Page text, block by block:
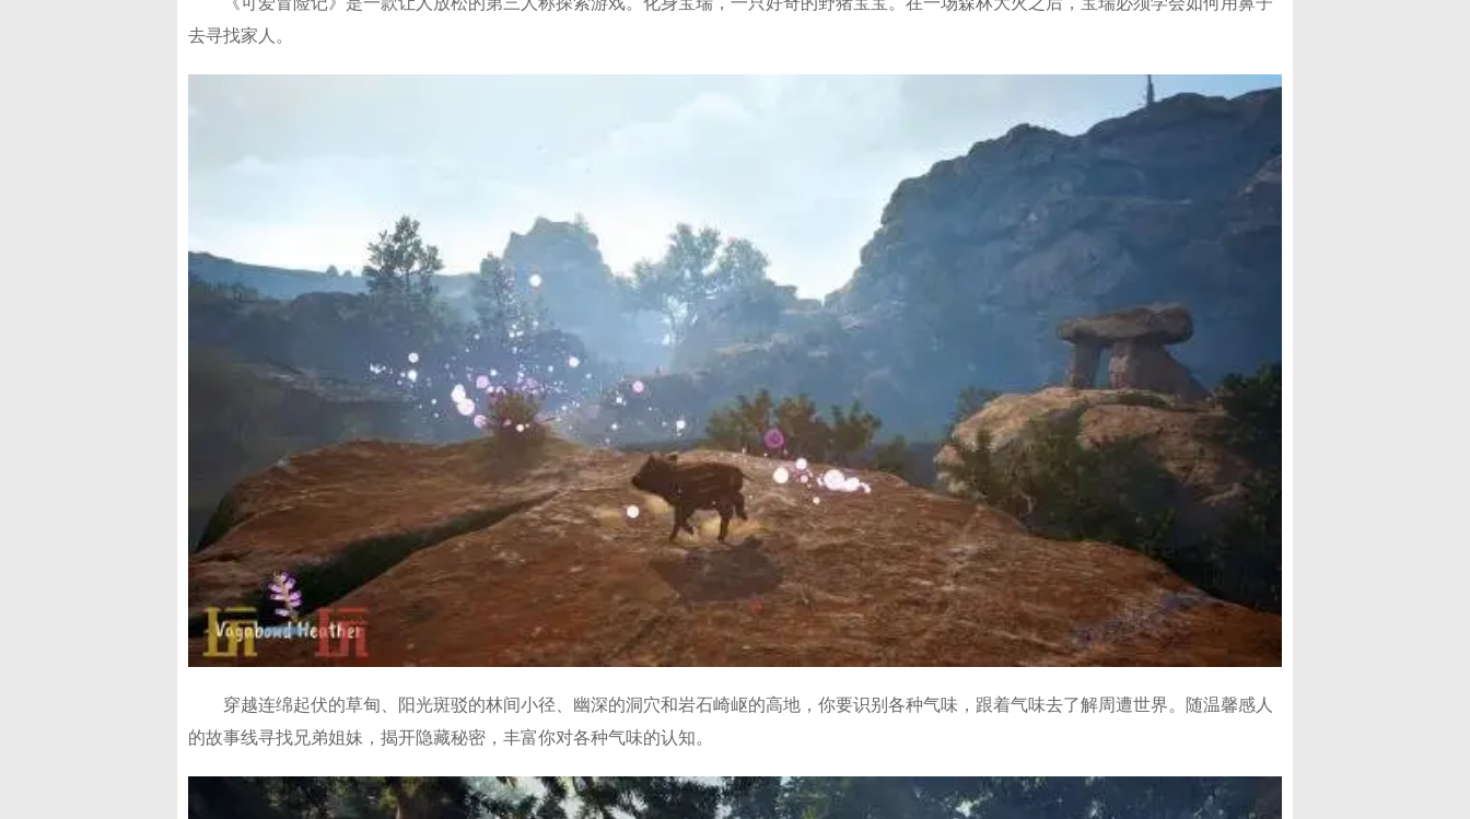
去寻找家人。
穿越连绵起伏的草甸、阳光斑驳的林间小径、幽深的洞穴和岩石崎岖的高地，你要识别各种气味，跟着气味去了解周遭世界。随温馨感人
的故事线寻找兄弟姐妹，揭开隐藏秘密，丰富你对各种气味的认知。